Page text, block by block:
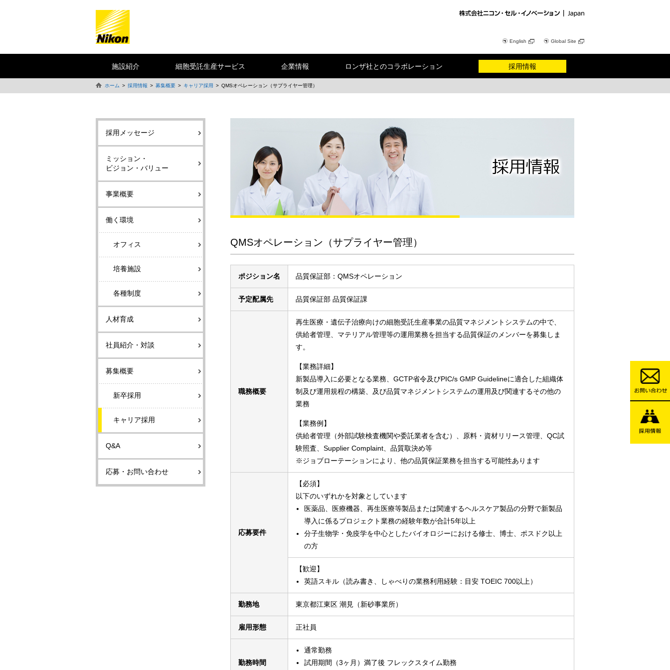
English Global Site
施設紹介 細胞受託生産サービス 企業情報 ロンザ社とのコラボレーション 採用情報
ホーム 採用情報 募集概要 キャリア採用 QMSオペレーション（サプライヤー管理）
採用メッセージ
ミッション・
ビジョン・バリュー
事業概要
働く環境
オフィス
培養施設
各種制度
人材育成
社員紹介・対談
募集概要
新卒採用
キャリア採用
Q&A
応募・お問い合わせ
QMSオペレーション（サプライヤー管理）
ポジション名 品質保証部：QMSオペレーション
予定配属先 品質保証部 品質保証課
職務概要
再生医療・遺伝子治療向けの細胞受託生産事業の品質マネジメントシステムの中で、
供給者管理、マテリアル管理等の運用業務を担当する品質保証のメンバーを募集しま
す。
【業務詳細】
新製品導入に必要となる業務、GCTP省令及びPIC/s GMP Guidelineに適合した組織体
制及び運用規程の構築、及び品質マネジメントシステムの運用及び関連するその他の
業務
【業務例】
供給者管理（外部試験検査機関や委託業者を含む）、原料・資材リリース管理、QC試
験照査、Supplier Complaint、品質取決め等
※ジョブローテーションにより、他の品質保証業務を担当する可能性あります
応募要件
【必須】
以下のいずれかを対象としています
医薬品、医療機器、再生医療等製品または関連するヘルスケア製品の分野で新製品
導入に係るプロジェクト業務の経験年数が合計5年以上
分子生物学・免疫学を中心としたバイオロジーにおける修士、博士、ポスドク以上
の方
【歓迎】
英語スキル（読み書き、しゃべりの業務利用経験：目安 TOEIC 700以上）
勤務地 東京都江東区 潮見（新砂事業所）
雇用形態 正社員
勤務時間
通常勤務
試用期間（3ヶ月）満了後 フレックスタイム勤務